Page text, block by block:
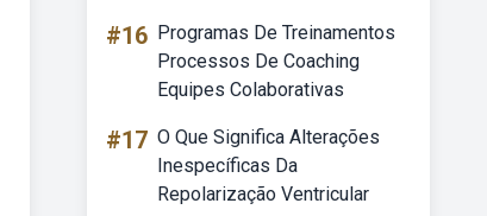
#16 Programas De Treinamentos
Processos De Coaching
Equipes Colaborativas
#17 O Que Significa Alterações
Inespecíficas Da
Repolarização Ventricular